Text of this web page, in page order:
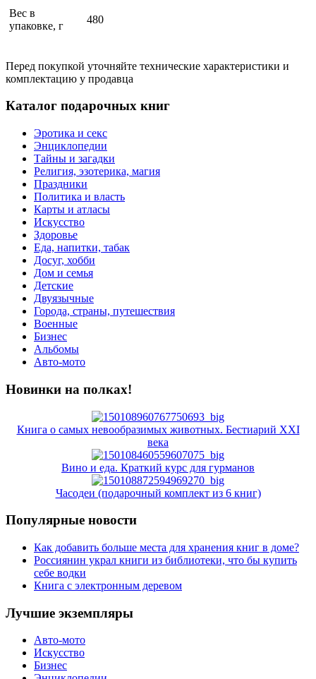
Вес в
упаковке, г
480
Перед покупкой уточняйте технические характеристики и
комплектацию у продавца
Каталог подарочных книг
Эротика и секс
Энциклопедии
Тайны и загадки
Религия, эзотерика, магия
Праздники
Политика и власть
Карты и атласы
Искусство
Здоровье
Еда, напитки, табак
Досуг, хобби
Дом и семья
Детские
Двуязычные
Города, страны, путешествия
Военные
Бизнес
Альбомы
Авто-мото
Новинки на полках!
Книга о самых невообразимых животных. Бестиарий XXI
века
Вино и еда. Краткий курс для гурманов
Часодеи (подарочный комплект из 6 книг)
Популярные новости
Как добавить больше места для хранения книг в доме?
Россиянин украл книги из библиотеки, что бы купить
себе водки
Книга с электронным деревом
Лучшие экземпляры
Авто-мото
Искусство
Бизнес